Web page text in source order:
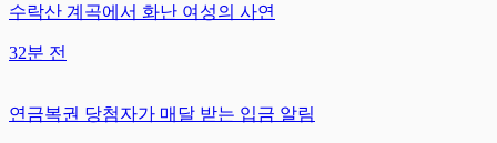
수락산 계곡에서 화난 여성의 사연
32분 전
연금복권 당첨자가 매달 받는 입금 알림